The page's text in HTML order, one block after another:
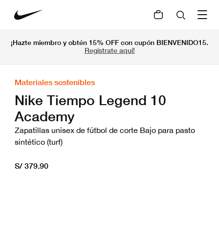
¡Hazte miembro y obtén 15% OFF con cupón BIENVENIDO15.
Regístrate aquí!
Materiales sostenibles
Nike Tiempo Legend 10
Academy
Zapatillas unisex de fútbol de corte Bajo para pasto
sintético (turf)
S/ 379.90